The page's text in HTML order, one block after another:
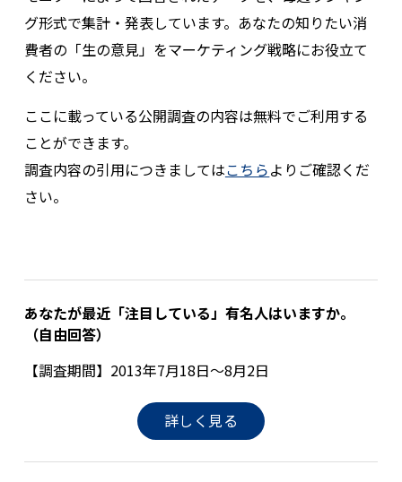
グ形式で集計・発表しています。あなたの知りたい消
費者の「生の意見」をマーケティング戦略にお役立て
ください。
ここに載っている公開調査の内容は無料でご利用する
ことができます。
調査内容の引用につきましてはこちらよりご確認くだ
さい。
あなたが最近「注目している」有名人はいますか。
（自由回答）
【調査期間】2013年7月18日～8月2日
詳しく見る